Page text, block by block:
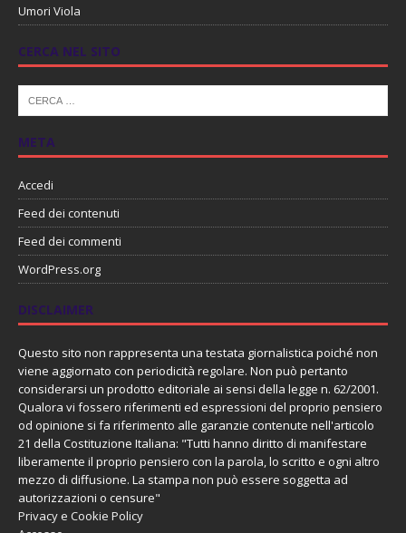
Umori Viola
CERCA NEL SITO
META
Accedi
Feed dei contenuti
Feed dei commenti
WordPress.org
DISCLAIMER
Questo sito non rappresenta una testata giornalistica poiché non
viene aggiornato con periodicità regolare. Non può pertanto
considerarsi un prodotto editoriale ai sensi della legge n. 62/2001.
Qualora vi fossero riferimenti ed espressioni del proprio pensiero
od opinione si fa riferimento alle garanzie contenute nell'articolo
21 della Costituzione Italiana: "Tutti hanno diritto di manifestare
liberamente il proprio pensiero con la parola, lo scritto e ogni altro
mezzo di diffusione. La stampa non può essere soggetta ad
autorizzazioni o censure"
Privacy e Cookie Policy